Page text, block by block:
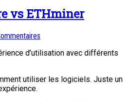
vs ETHminer
d’utilisation avec différents
utiliser les logiciels. Juste un